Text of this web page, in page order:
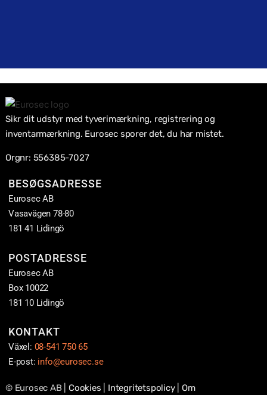
Sikr dit udstyr med tyverimærkning, registrering og
inventarmærkning. Eurosec sporer det, du har mistet.
Orgnr: 556385-7027
BESØGSADRESSE
Eurosec AB
Vasavägen 78-80
181 41 Lidingö
POSTADRESSE
Eurosec AB
Box 10022
181 10 Lidingö
KONTAKT
Växel: 08-541 750 65
E-post: info@eurosec.se
© Eurosec AB | Cookies Integritetspolicy| Om